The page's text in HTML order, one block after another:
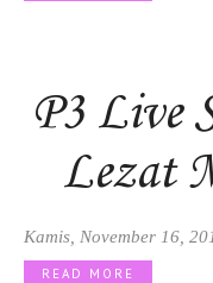
P3 Live
Lezat
Kamis, November 16,
READ MORE